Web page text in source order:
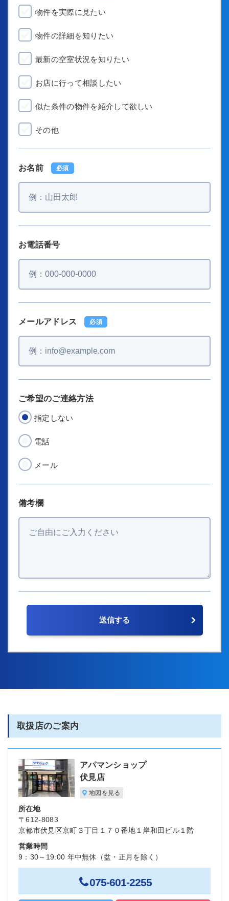
取扱店のご案内
アパマンショップ
伏見店
地図を見る
所在地
〒612-8083
京都市伏見区京町３丁目１７０番地１岸和田ビル１階
営業時間
9：30～19:00 年中無休（盆・正月を除く）
075-601-2255